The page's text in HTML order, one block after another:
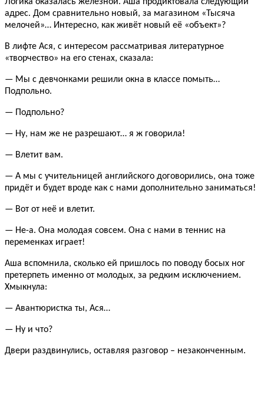
Логика оказалась железной. Аша продиктовала следующий
адрес. Дом сравнительно новый, за магазином «Тысяча
мелочей»… Интересно, как живёт новый её «объект»?
В лифте Ася, с интересом рассматривая литературное
«творчество» на его стенах, сказала:
— Мы с девчонками решили окна в классе помыть…
Подпольно.
— Подпольно?
— Ну, нам же не разрешают… я ж говорила!
— Влетит вам.
— А мы с учительницей английского договорились, она тоже
придёт и будет вроде как с нами дополнительно заниматься!
— Вот от неё и влетит.
— Не-а. Она молодая совсем. Она с нами в теннис на
переменках играет!
Аша вспомнила, сколько ей пришлось по поводу босых ног
претерпеть именно от молодых, за редким исключением.
Хмыкнула:
— Авантюристка ты, Ася…
— Ну и что?
Двери раздвинулись, оставляя разговор – незаконченным.